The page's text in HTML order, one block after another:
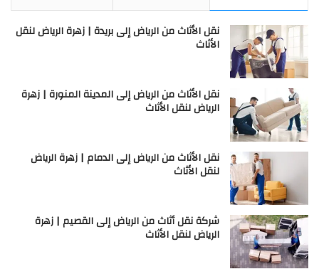
نقل الأثاث من الرياض إلى بريدة | زهرة الرياض لنقل
الأثاث
نقل الأثاث من الرياض إلى المدينة المنورة | زهرة
الرياض لنقل الأثاث
نقل الأثاث من الرياض إلى الدمام | زهرة الرياض
لنقل الأثاث
شركة نقل أثاث من الرياض إلى القصيم | زهرة
الرياض لنقل الأثاث